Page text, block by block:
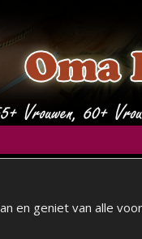
en geniet van alle